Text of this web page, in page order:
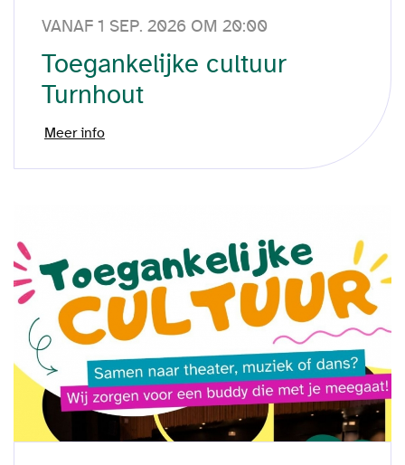
VANAF 1 SEP. 2026 OM 20:00
Toegankelijke cultuur
Turnhout
Meer info